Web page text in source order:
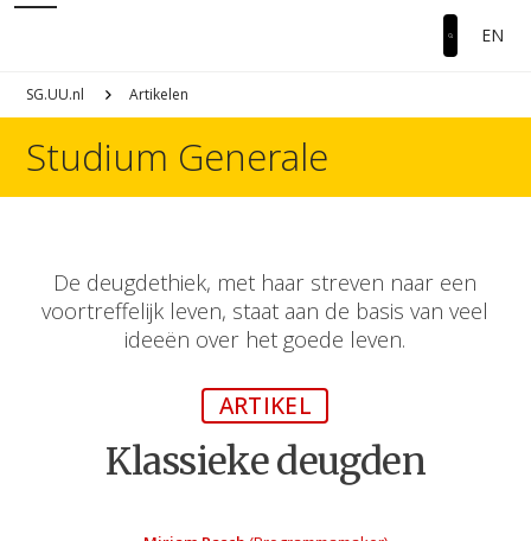
EN
SG.UU.nl Artikelen
Studium Generale
De deugdethiek, met haar streven naar een
voortreffelijk leven, staat aan de basis van veel
ideeën over het goede leven.
ARTIKEL
Klassieke deugden